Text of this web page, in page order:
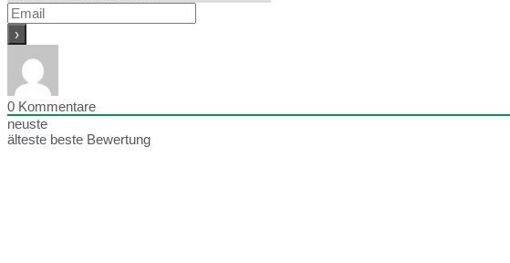
0 Kommentare
neuste
älteste beste Bewertung